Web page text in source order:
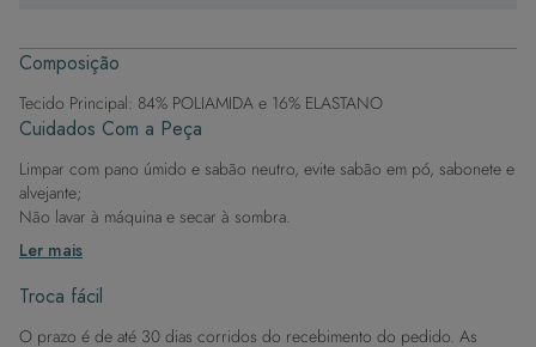
Estilo Versátil: Ideal para compor looks de verão
sem comprometer a proteção.
Lembre-se de que o uso da viseira não substitui o
protetor solar. Mantenha-se protegida e chique sob o
sol com esta viseira indispensável.
Composição
Tecido Principal: 84% POLIAMIDA e 16% ELASTANO
Cuidados Com a Peça
Limpar com pano úmido e sabão neutro, evite sabão em pó, sabonete e
alvejante;
Não lavar à máquina e secar à sombra.
Ler mais
Troca fácil
O prazo é de até 30 dias corridos do recebimento do pedido. As